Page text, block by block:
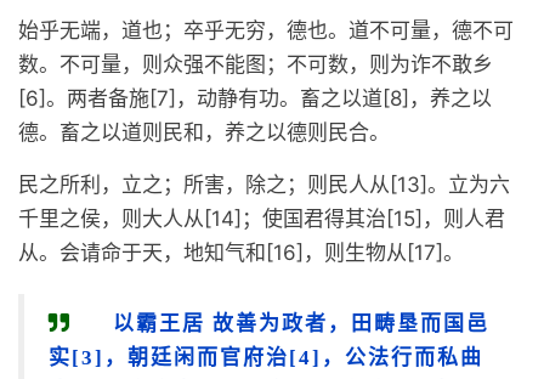
始乎无端，道也；卒乎无穷，德也。道不可量，德不可
数。不可量，则众强不能图；不可数，则为诈不敢乡
[6]。两者备施[7]，动静有功。畜之以道[8]，养之以
德。畜之以道则民和，养之以德则民合。
民之所利，立之；所害，除之；则民人从[13]。立为六
千里之侯，则大人从[14]；使国君得其治[15]，则人君
从。会请命于天，地知气和[16]，则生物从[17]。
以霸王居 故善为政者，田畴垦而国邑
实[3]，朝廷闲而官府治[4]，公法行而私曲